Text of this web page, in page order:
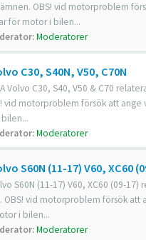
OBS! vid motorproblem
för motor i bilen...
Moderatorer
C30, S40N, V50, C70N
Volvo C30, S40, V50 & C70
vid motorproblem försök att ange
Moderatorer
S60N (11-17) V60, XC60
S60N (11-17) V60, XC60 (09-17)
OBS! vid motorproblem försök att
i bilen...
Moderatorer